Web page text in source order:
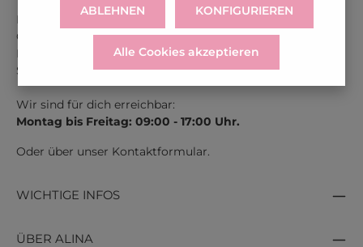
Kontaktiere uns unter der gratis Rufnummer:
Österreich:
0043 800 366 60 33
Deutschland:
0049 800 366 60 33
Schweiz:
0041 800 366 603
Wir sind für dich erreichbar:
Montag bis Freitag: 09:00 - 17:00 Uhr.
Oder über unser Kontaktformular.
WICHTIGE INFOS
ÜBER ALINA
ABLEHNEN KONFIGURIEREN
Alle Cookies akzeptieren